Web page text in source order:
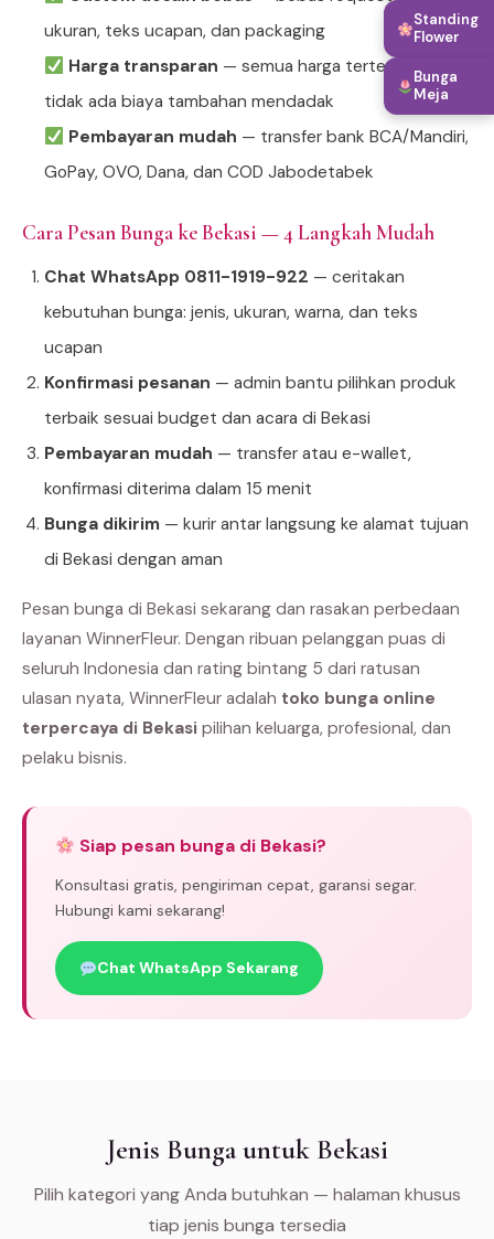
ukuran, teks ucapan, dan packaging
Harga transparan — semua harga tertera jelas,
tidak ada biaya tambahan mendadak
Pembayaran mudah — transfer bank BCA/Mandiri,
GoPay, OVO, Dana, dan COD Jabodetabek
Cara Pesan Bunga ke Bekasi — 4 Langkah Mudah
Chat WhatsApp 0811-1919-922 — ceritakan
kebutuhan bunga: jenis, ukuran, warna, dan teks
ucapan
Konfirmasi pesanan — admin bantu pilihkan produk
terbaik sesuai budget dan acara di Bekasi
Pembayaran mudah — transfer atau e-wallet,
konfirmasi diterima dalam 15 menit
Bunga dikirim — kurir antar langsung ke alamat tujuan
di Bekasi dengan aman
Pesan bunga di Bekasi sekarang dan rasakan perbedaan
layanan WinnerFleur. Dengan ribuan pelanggan puas di
seluruh Indonesia dan rating bintang 5 dari ratusan
ulasan nyata, WinnerFleur adalah toko bunga online
terpercaya di Bekasi pilihan keluarga, profesional, dan
pelaku bisnis.
Siap pesan bunga di Bekasi?
Konsultasi gratis, pengiriman cepat, garansi segar.
Hubungi kami sekarang!
Chat WhatsApp Sekarang
Jenis Bunga untuk Bekasi
Pilih kategori yang Anda butuhkan — halaman khusus
tiap jenis bunga tersedia
Standing
Flower
Bunga
Meja